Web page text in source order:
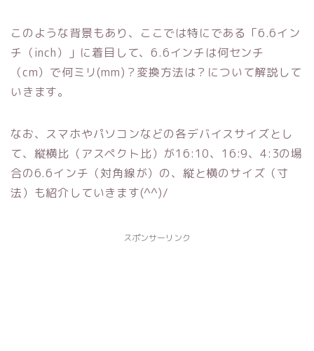
このような背景もあり、ここでは特にである「6.6イン
チ（inch）」に着目して、6.6インチは何センチ
（cm）で何ミリ(mm)？変換方法は？について解説して
いきます。
なお、スマホやパソコンなどの各デバイスサイズとし
て、縦横比（アスペクト比）が16:10、16:9、4:3の場
合の6.6インチ（対角線が）の、縦と横のサイズ（寸
法）も紹介していきます(^^)/
スポンサーリンク